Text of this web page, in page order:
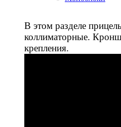
В этом разделе
коллиматорные.
крепления.